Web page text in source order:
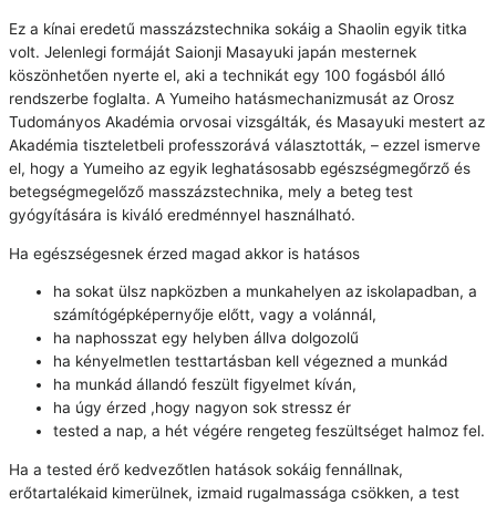
Ez a kínai eredetű masszázstechnika sokáig a Shaolin egyik titka
volt. Jelenlegi formáját Saionji Masayuki japán mesternek
köszönhetően nyerte el, aki a technikát egy 100 fogásból álló
rendszerbe foglalta. A Yumeiho hatásmechanizmusát az Orosz
Tudományos Akadémia orvosai vizsgálták, és Masayuki mestert az
Akadémia tiszteletbeli professzorává választották, – ezzel ismerve
el, hogy a Yumeiho az egyik leghatásosabb egészségmegőrző és
betegségmegelőző masszázstechnika, mely a beteg test
gyógyítására is kiváló eredménnyel használható.
Ha egészségesnek érzed magad akkor is hatásos
ha sokat ülsz napközben a munkahelyen az iskolapadban, a
számítógépképernyője előtt, vagy a volánnál,
ha naphosszat egy helyben állva dolgozolű
ha kényelmetlen testtartásban kell végezned a munkád
ha munkád állandó feszült figyelmet kíván,
ha úgy érzed ,hogy nagyon sok stressz ér
tested a nap, a hét végére rengeteg feszültséget halmoz fel.
Ha a tested érő kedvezőtlen hatások sokáig fennállnak,
erőtartalékaid kimerülnek, izmaid rugalmassága csökken, a test